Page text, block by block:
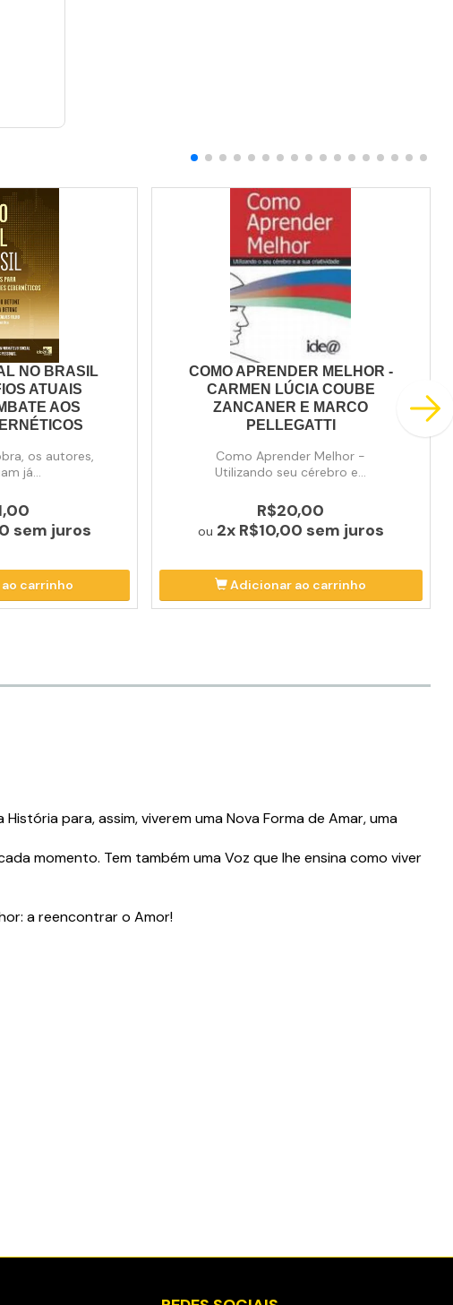
NO BRASIL
ATUAIS
AOS
os autores,
já...
sem juros
carrinho
COMO APRENDER MELHOR -
CARMEN LÚCIA COUBE
ZANCANER E MARCO
PELLEGATTI
Como Aprender Melhor -
Utilizando seu cérebro e...
R$20,00
ou 2x R$10,00 sem juros
Adicionar ao carrinho
para, assim, viverem uma Nova Forma de Amar, uma
momento. Tem também uma Voz que lhe ensina como viver
a reencontrar o Amor!